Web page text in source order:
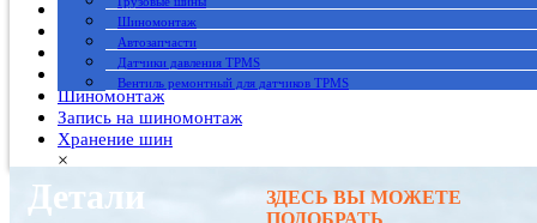
Шиномонтаж
Автозапчасти
Датчики давления TPMS
Вентиль ремонтный для датчиков TPMS
Оплата
Доставка
Вакансии
Гарантия
Шиномонтаж
Запись на шиномонтаж
Хранение шин
×
Детали
ЗДЕСЬ ВЫ МОЖЕТЕ
ПОДОБРАТЬ